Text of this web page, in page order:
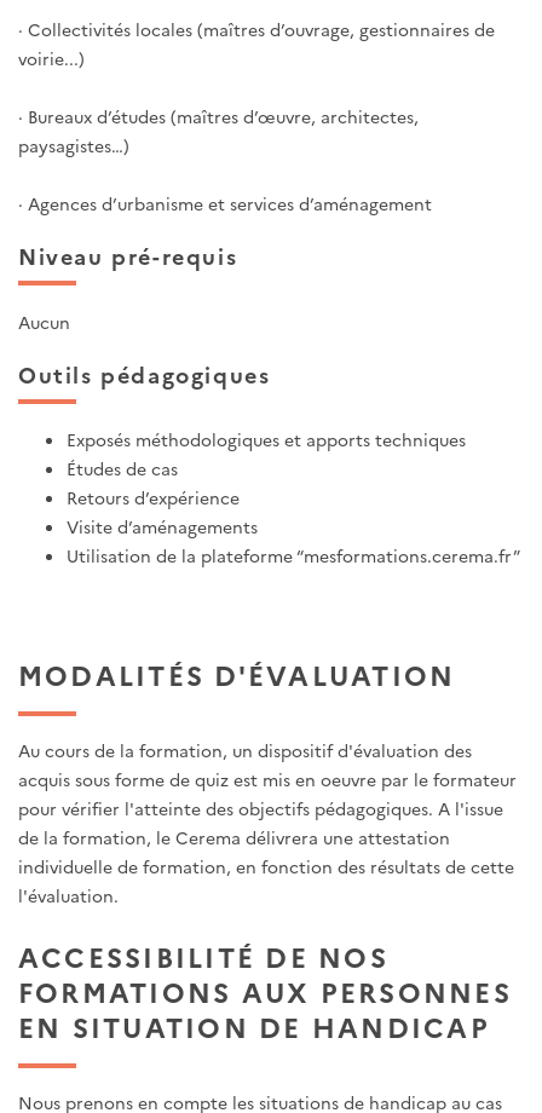
· Collectivités locales (maîtres d’ouvrage, gestionnaires de
voirie...)
· Bureaux d’études (maîtres d’œuvre, architectes,
paysagistes…)
· Agences d’urbanisme et services d’aménagement
Niveau pré-requis
Aucun
Outils pédagogiques
Exposés méthodologiques et apports techniques
Études de cas
Retours d’expérience
Visite d’aménagements
Utilisation de la plateforme “mesformations.cerema.fr”
MODALITÉS D'ÉVALUATION
Au cours de la formation, un dispositif d'évaluation des
acquis sous forme de quiz est mis en oeuvre par le formateur
pour vérifier l'atteinte des objectifs pédagogiques. A l'issue
de la formation, le Cerema délivrera une attestation
individuelle de formation, en fonction des résultats de cette
l'évaluation.
ACCESSIBILITÉ DE NOS
FORMATIONS AUX PERSONNES
EN SITUATION DE HANDICAP
Nous prenons en compte les situations de handicap au cas